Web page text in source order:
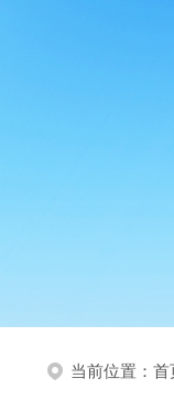
当前位置： 首